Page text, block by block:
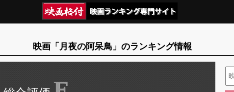
映画「月夜の阿呆鳥」のランキング情報